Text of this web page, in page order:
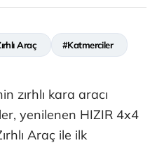
Araç #Katmerciler
zırhlı kara aracı
yenilenen HIZIR 4x4
Araç ile ilk